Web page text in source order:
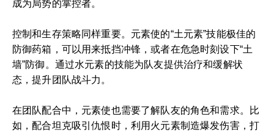
成为局势的掌控者。
控制和生存策略同样重要。元素使的“土元素”技能极佳的
防御药箱，可以用来抵挡冲锋，或者在危急时刻设下“土
墙”防御。通过水元素的技能为队友提供治疗和缓解状
态，提升团队战斗力。
在团队配合中，元素使也需要了解队友的角色和需求。比
如，配合坦克吸引仇恨时，利用火元素制造爆发伤害，打